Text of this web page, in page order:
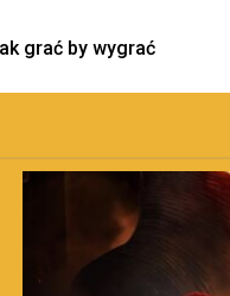
grać by wygrać